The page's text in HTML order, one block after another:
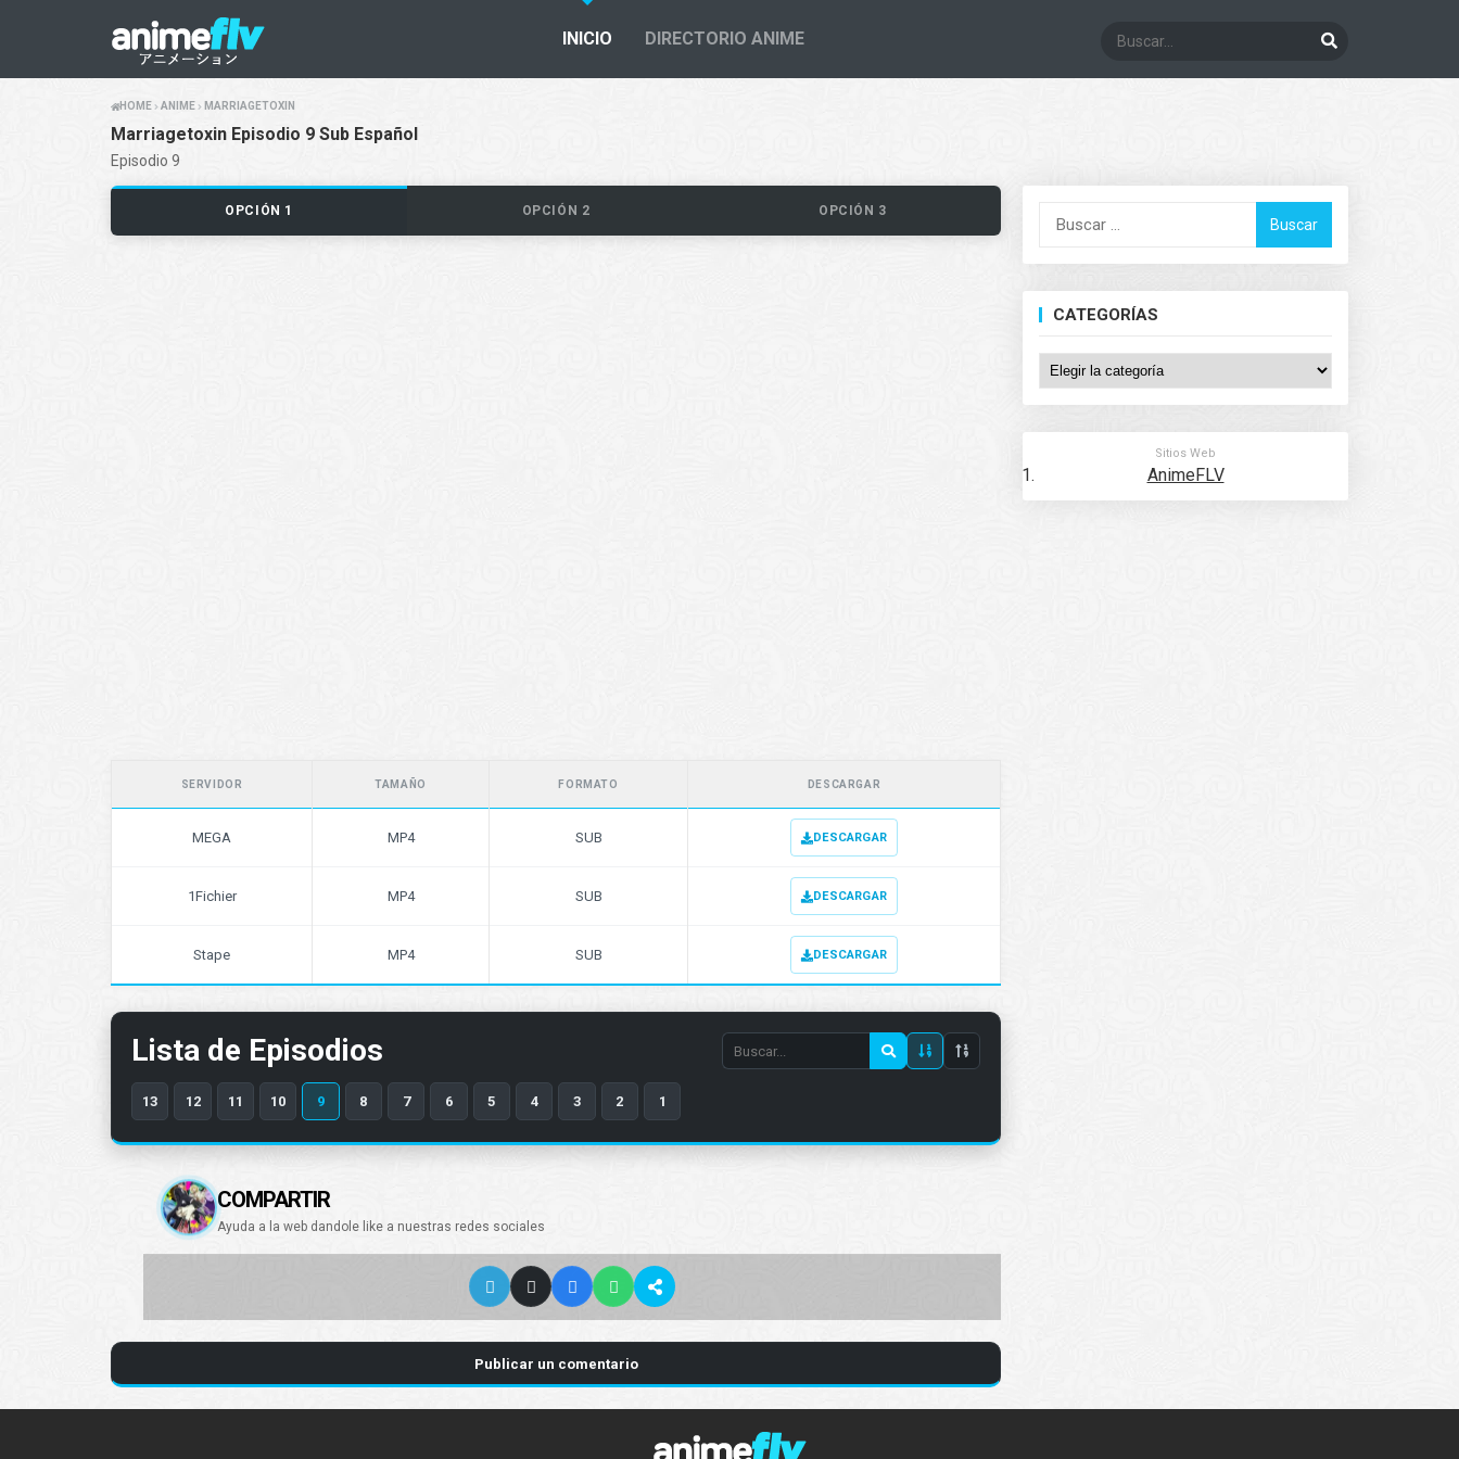
INICIO DIRECTORIO ANIME
HOME ANIME MARRIAGETOXIN
Marriagetoxin Episodio 9 Sub Español
Episodio 9
OPCIÓN 1 OPCIÓN 2 OPCIÓN 3
SERVIDOR TAMAÑO FORMATO DESCARGAR
MEGA MP4 SUB DESCARGAR
1Fichier MP4 SUB DESCARGAR
Stape MP4 SUB DESCARGAR
Lista de Episodios
Search
episode
13 12 11 10 9 8 7 6 5 4 3 2 1
COMPARTIR
Ayuda a la web dandole like a nuestras redes sociales
Publicar un comentario
Buscar:
CATEGORÍAS
Categorías
Sitios Web
AnimeFLV